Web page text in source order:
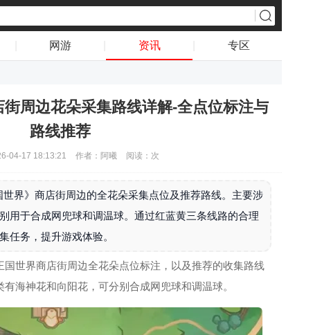
网游 资讯 专区
街周边花朵采集路线详解-全点位标注与
路线推荐
04-17 18:13:21 作者：阿曦 阅读： 次
界》商店街周边的全花朵采集点位及推荐路线。主要涉
用于合成网兜球和调温球。通过红蓝黄三条线路的合理
任务，提升游戏体验。
世界商店街周边全花朵点位标注，以及推荐的收集路线
海神花和向阳花，可分别合成网兜球和调温球。